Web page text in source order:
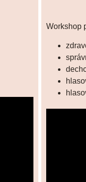
Workshop